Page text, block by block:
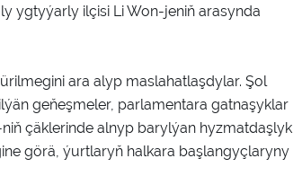
ygtyýarly ilçisi Li Won-jeniň arasynda
ara alyp maslahatlaşdylar. Şol
geňeşmeler, parlamentara gatnaşyklar
çäklerinde alnyp barylýan hyzmatdaşlyk
görä, ýurtlaryň halkara başlangyçlaryny